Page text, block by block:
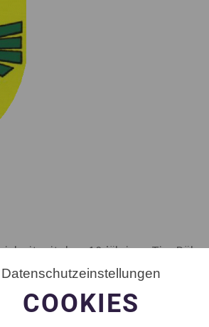
mit dem 18-jährigen Tim Böhm
bei den Teutonen. Über die Station
Meerbusch, wo er der A-Jugend
Datenschutzeinstellungen
COOKIES